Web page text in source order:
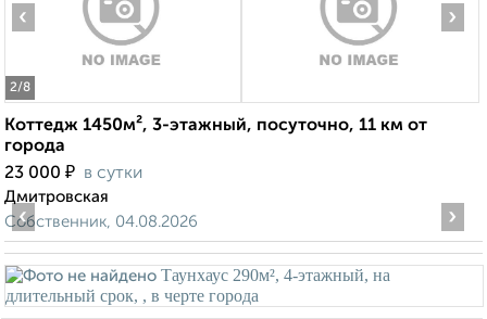
2/8
‹ ›
Коттедж 1450м², 3-этажный, посуточно, 11 км от
города
23 000 ₽ в сутки
Дмитровская
Собственник, 04.08.2026
‹ ›